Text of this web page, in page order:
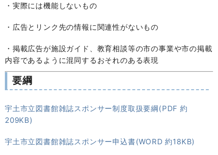
・実際には機能しないもの
・広告とリンク先の情報に関連性がないもの
・掲載広告が施設ガイド、教育相談等の市の事業や市の掲載
内容であるように混同するおそれのある表現
要綱
宇土市立図書館雑誌スポンサー制度取扱要綱(PDF 約
209KB)
宇土市立図書館雑誌スポンサー申込書(WORD 約18KB)